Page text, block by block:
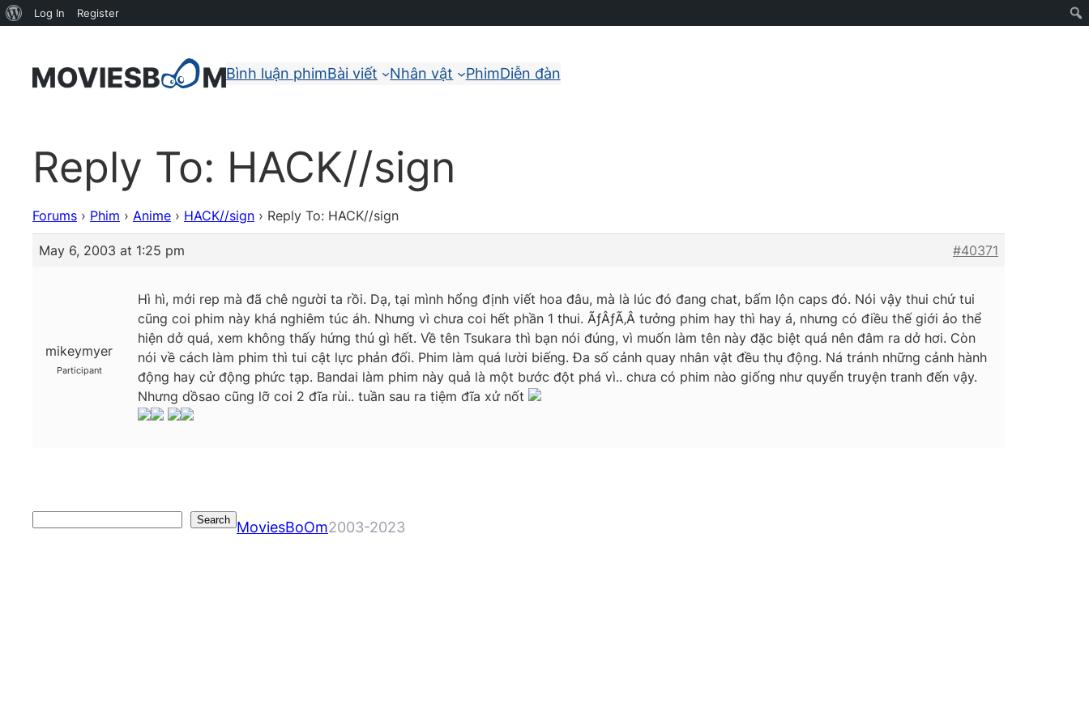
Bình luận phimBài viết Nhân vật PhimDiễn đàn
Reply To: HACK//sign
Forums › Phim › Anime › HACK//sign › Reply To: HACK//sign
May 6, 2003 at 1:25 pm #40371
mikeymyer
Participant
Hì hì, mới rep mà đã chê người ta rồi. Dạ, tại mình hổng định viết hoa đâu, mà là lúc đó đang chat, bấm lộn caps đó. Nói vậy thui chứ tui
cũng coi phim này khá nghiêm túc áh. Nhưng vì chưa coi hết phần 1 thui. ÃƒÂƒÃ‚Â tưởng phim hay thì hay á, nhưng có điều thế giới ảo thể
hiện dở quá, xem không thấy hứng thú gì hết. Về tên Tsukara thì bạn nói đúng, vì muốn làm tên này đặc biệt quá nên đâm ra dở hơi. Còn
nói về cách làm phim thì tui cật lực phản đối. Phim làm quá lười biếng. Đa số cảnh quay nhân vật đều thụ động. Ná tránh những cảnh hành
động hay cử động phức tạp. Bandai làm phim này quả là một bước đột phá vì.. chưa có phim nào giống như quyển truyện tranh đến vậy.
Nhưng dồsao cũng lỡ coi 2 đĩa rùi.. tuần sau ra tiệm đĩa xử nốt
Search MoviesBoOm2003-2023
About
Log In Register